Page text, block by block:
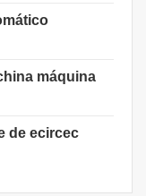
máquina
de ecircec